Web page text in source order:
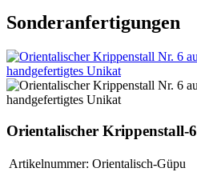
Sonderanfertigungen
Orientalischer Krippenstall-6
Artikelnummer: Orientalisch-Güpu